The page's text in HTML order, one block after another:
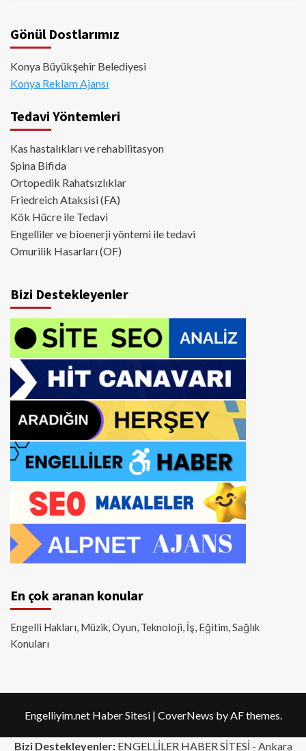
Gönül Dostlarımız
Konya Büyükşehir Belediyesi
Konya Reklam Ajansı
Tedavi Yöntemleri
Kas hastalıkları ve rehabilitasyon
Spina Bifida
Ortopedik Rahatsızlıklar
Friedreich Ataksisi (FA)
Kök Hücre ile Tedavi
Engelliler ve bioenerji yöntemi ile tedavi
Omurilik Hasarları (OF)
Bizi Destekleyenler
En çok aranan konular
Engelli Hakları, Müzik, Oyun, Teknoloji, İş, Eğitim, Sağlık
Konuları
Engelliyim.net Haber Sitesi | CoverNews by AF themes.
Bizi Destekleyenler:ENGELLİLER HABER SİTESİ - Ankara